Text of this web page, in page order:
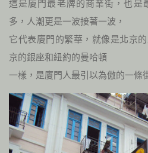
這是廈門最老牌的商業街，也是
多，人潮更是一波接著一波，
它代表廈門的繁華，就像是北京
京的銀座和紐約的曼哈頓
一樣，是廈門人最引以為傲的一條